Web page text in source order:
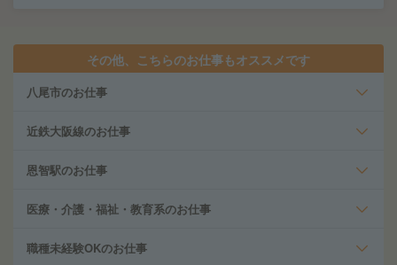
その他、こちらのお仕事もオススメです
八尾市のお仕事
近鉄大阪線のお仕事
恩智駅のお仕事
医療・介護・福祉・教育系のお仕事
職種未経験OKのお仕事